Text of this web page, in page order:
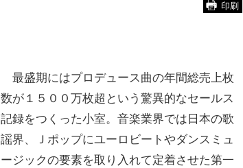
印刷
最盛期にはプロデュース曲の年間総売上枚
数が１５００万枚超という驚異的なセールス
記録をつくった小室。音楽業界では日本の歌
謡界、Ｊポップにユーロビートやダンスミュ
ージックの要素を取り入れて定着させた第一